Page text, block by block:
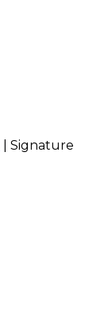
| Signature